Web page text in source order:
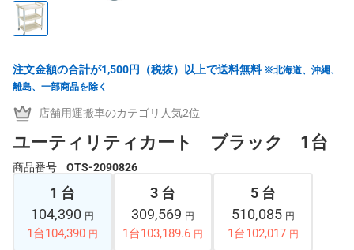
注文金額の合計が1,500円（税抜）以上で送料無料 ※北海道、沖縄、
離島、一部商品を除く
店舗用運搬車のカテゴリ人気2位
ユーティリティカート ブラック 1台
商品番号 OTS-2090826
1 台
104,390 円
1台104,390 円
3 台
309,569 円
1台103,189.6 円
5 台
510,085 円
1台102,017 円